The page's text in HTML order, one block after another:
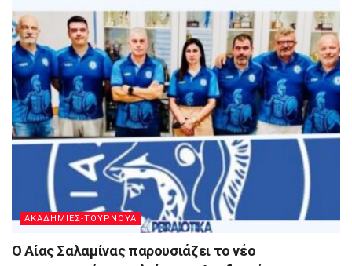
ΑΚΑΔΗΜΙΕΣ-ΤΟΥΡΝΟΥΑ
Ο Αίας Σαλαμίνας παρουσιάζει το νέο